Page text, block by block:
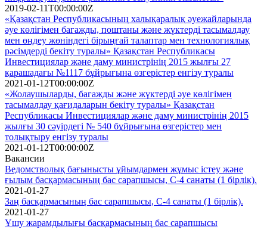
2019-02-11T00:00:00Z
«Қазақстан Республикасының халықаралық әуежайларында
әуе көлігімен багажды, поштаны және жүктерді тасымалдау
мен өңдеу жөніндегі бірыңғай талаптар мен технологиялық
рәсімдерді бекіту туралы» Қазақстан Республикасы
Инвестициялар және даму министрінің 2015 жылғы 27
қарашадағы №1117 бұйрығына өзгерістер енгізу туралы
2021-01-12T00:00:00Z
«Жолаушыларды, багажды және жүктерді әуе көлігімен
тасымалдау қағидаларын бекіту туралы» Қазақстан
Республикасы Инвестициялар және даму министрінің 2015
жылғы 30 сәуірдегі № 540 бұйрығына өзгерістер мен
толықтыру енгізу туралы
2021-01-12T00:00:00Z
Вакансии
Ведомстволық бағынысты ұйымдармен жұмыс істеу және
ғылым басқармасының бас сарапшысы, C-4 санаты (1 бірлік).
2021-01-27
Заң басқармасының бас сарапшысы, C-4 санаты (1 бірлік).
2021-01-27
Ұшу жарамдылығы басқармасының бас сарапшысы